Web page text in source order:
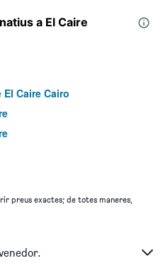
a El Caire
Caire Cairo
preus exactes; de totes maneres,